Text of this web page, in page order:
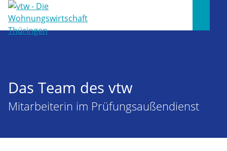
Das Team des vtw
Mitarbeiterin im Prüfungsaußendienst